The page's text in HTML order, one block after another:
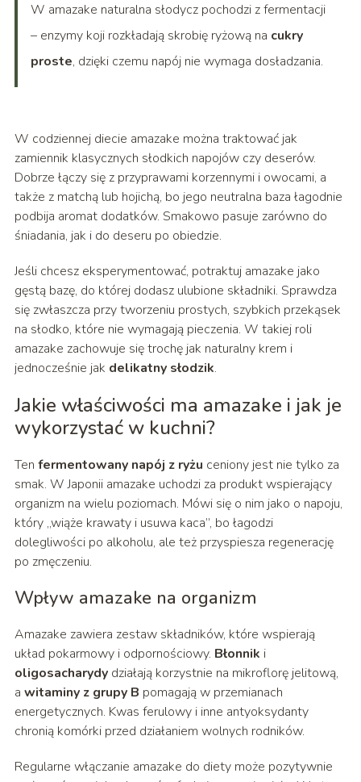
W amazake naturalna słodycz pochodzi z fermentacji
– enzymy koji rozkładają skrobię ryżową na cukry
proste, dzięki czemu napój nie wymaga dosładzania.
W codziennej diecie amazake można traktować jak
zamiennik klasycznych słodkich napojów czy deserów.
Dobrze łączy się z przyprawami korzennymi i owocami, a
także z matchą lub hojichą, bo jego neutralna baza łagodnie
podbija aromat dodatków. Smakowo pasuje zarówno do
śniadania, jak i do deseru po obiedzie.
Jeśli chcesz eksperymentować, potraktuj amazake jako
gęstą bazę, do której dodasz ulubione składniki. Sprawdza
się zwłaszcza przy tworzeniu prostych, szybkich przekąsek
na słodko, które nie wymagają pieczenia. W takiej roli
amazake zachowuje się trochę jak naturalny krem i
jednocześnie jak delikatny słodzik.
Jakie właściwości ma amazake i jak je
wykorzystać w kuchni?
Ten fermentowany napój z ryżu ceniony jest nie tylko za
smak. W Japonii amazake uchodzi za produkt wspierający
organizm na wielu poziomach. Mówi się o nim jako o napoju,
który „wiąże krawaty i usuwa kaca”, bo łagodzi
dolegliwości po alkoholu, ale też przyspiesza regenerację
po zmęczeniu.
Wpływ amazake na organizm
Amazake zawiera zestaw składników, które wspierają
układ pokarmowy i odpornościowy. Błonnik i
oligosacharydydziałają korzystnie na mikroflorę jelitową,
a witaminy z grupy B pomagają w przemianach
energetycznych. Kwas ferulowy i inne antyoksydanty
chronią komórki przed działaniem wolnych rodników.
Regularne włączanie amazake do diety może pozytywnie